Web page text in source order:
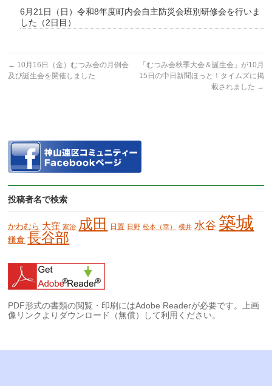
6月21日（日）令和8年度町内会自主防災会班別研修会を行いま
した（2日目）
← 10月16日（金）むつみ会の月例会
及び誕生会を開催しました
「むつみ会秋季大会＆誕生会」が10月
15日の中日新聞ほっと！タイムズに掲
載されました →
投稿者名で検索
かわむら 大窪 家治 成田 日置 日野 松本（幸） 横井 水谷 築城
鎌倉 長谷部
PDF形式の書類の閲覧・印刷にはAdobe Readerが必要です。上画
像リンクよりダウンロード（無償）して利用ください。